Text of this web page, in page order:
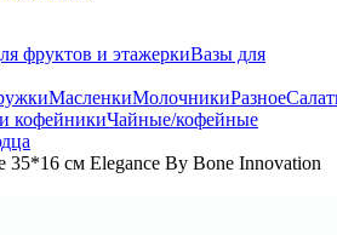
фруктов и этажеркиВазы для
МасленкиМолочникиРазное
кофейникиЧайные/кофейные
35*16 см Elegance By Bone Innovation